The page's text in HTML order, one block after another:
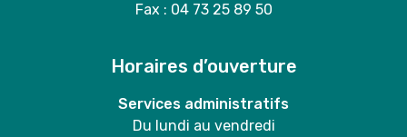
Fax : 04 73 25 89 50
Horaires d’ouverture
Services administratifs
Du lundi au vendredi